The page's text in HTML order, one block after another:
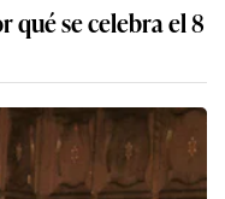
qué se celebra el 8